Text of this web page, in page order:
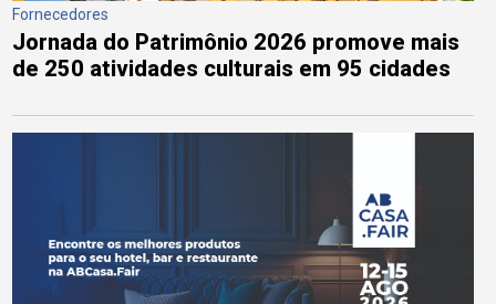
Fornecedores
Jornada do Patrimônio 2026 promove mais
de 250 atividades culturais em 95 cidades